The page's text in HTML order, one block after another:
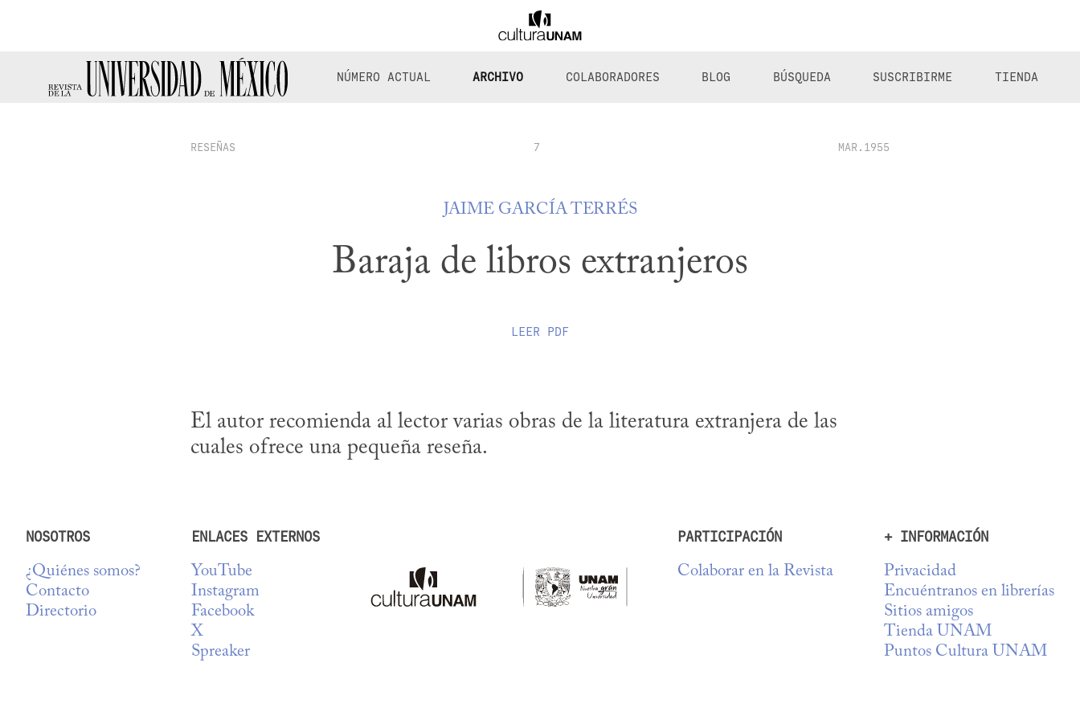
NÚMERO ACTUAL ARCHIVO COLABORADORES BLOG BÚSQUEDA SUSCRIBIRME TIENDA
RESEÑAS 7 MAR.1955
JAIME GARCÍA TERRÉS
Baraja de libros extranjeros
LEER PDF
El autor recomienda al lector varias obras de la literatura extranjera de las
cuales ofrece una pequeña reseña.
NOSOTROS
¿Quiénes somos?
Contacto
Directorio
ENLACES EXTERNOS
YouTube
Instagram
Facebook
X
Spreaker
PARTICIPACIÓN
Colaborar en la Revista
+ INFORMACIÓN
Privacidad
Encuéntranos en librerías
Sitios amigos
Tienda UNAM
Puntos Cultura UNAM